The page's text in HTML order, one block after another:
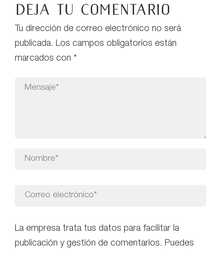
Deja tu comentario
Tu dirección de correo electrónico no será
publicada. Los campos obligatorios están
marcados con *
La empresa trata tus datos para facilitar la
publicación y gestión de comentarios. Puedes